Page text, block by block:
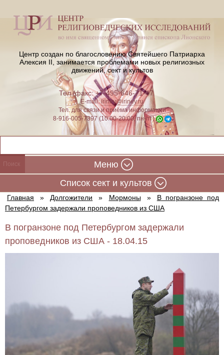
Центр создан по благословению Святейшего Патриарха
Алексия II, занимается проблемами новых религиозных
движений, сект и культов
Тел./факс: +7-495-646-71-47
E-mail:iriney@iriney.ru
Тел. для связи и приёма информации
8-916-005-7397 (10:00-20:00, пн-пт)
Меню
Cписок сект и культов
Главная » Долгожители » Мормоны »
В погранзоне под
Петербургом задержали проповедников из США
В погранзоне под Петербургом задержали
проповедников из США - 18.04.15